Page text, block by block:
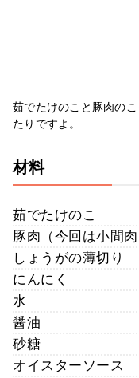
茹でたけのこと豚肉の
たりですよ。
材料
茹でたけのこ
豚肉（今回は小間肉
しょうがの薄切り
にんにく
水
醤油
砂糖
オイスターソース